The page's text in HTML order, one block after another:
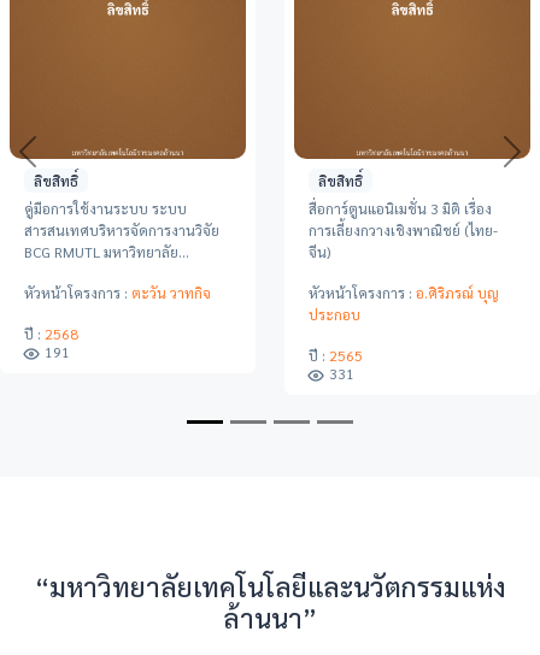
ลิขสิทธิ์
คู่มือการใช้งานระบบ ระบบ
สารสนเทศบริหารจัดการงานวิจัย
BCG RMUTL มหาวิทยาลัย
ผู้ใช้งาน
หัวหน้าโครงการ : ตะวัน วาทกิจ
ปี : 2568
191
ลิขสิทธิ์
สื่อการ์ตูนแอนิเมชั่น 3 มิติ เรื่อง
การเลี้ยงกวางเชิงพาณิชย์ (ไทย-
จีน)
หัวหน้าโครงการ : อ.ศิริภรณ์ บุญ
ประกอบ
ปี : 2565
331
Previous
“มหาวิทยาลัยเทคโนโลยีและนวัตกรรมแห่ง
ล้านนา”